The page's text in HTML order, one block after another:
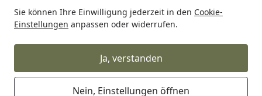
Sie können Ihre Einwilligung jederzeit in den Cookie-
Einstellungen anpassen oder widerrufen.
Ja, verstanden
Nein, Einstellungen öffnen
Startseite
Alles für den Garten Hochbeet, Pflanzkasten & mehr!
KGT Hochbeet UrbanGrow M - B 101
x T 51 x H 78 cm